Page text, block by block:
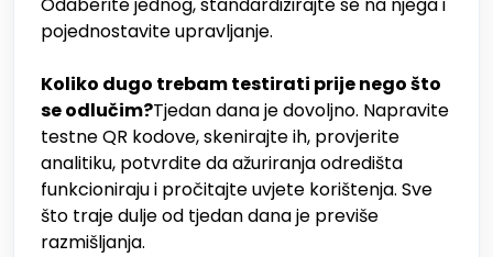
Odaberite jednog, standardizirajte se na njega i
pojednostavite upravljanje.
Koliko dugo trebam testirati prije nego što
se odlučim?Tjedan dana je dovoljno. Napravite
testne QR kodove, skenirajte ih, provjerite
analitiku, potvrdite da ažuriranja odredišta
funkcioniraju i pročitajte uvjete korištenja. Sve
što traje dulje od tjedan dana je previše
razmišljanja.